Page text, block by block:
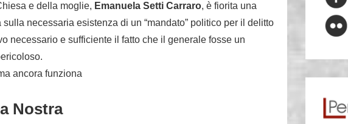
e della moglie, Emanuela Setti Carraro, è fiorita una
necessaria esistenza di un “mandato” politico per il delitto
necessario e sufficiente il fatto che il generale fosse un
ancora funziona
Nostra